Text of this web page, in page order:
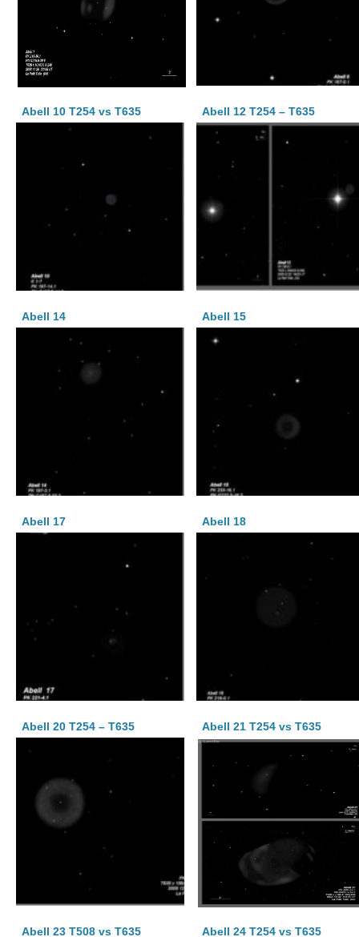
Abell 10 T254 vs T635 Abell 12 T254 – T635
Abell 14 Abell 15
Abell 17 Abell 18
Abell 20 T254 – T635 Abell 21 T254 vs T635
Abell 23 T508 vs T635 Abell 24 T254 vs T635